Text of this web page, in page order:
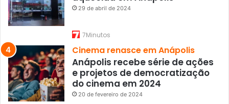
29 de abril de 2024
7Minutos
Cinema renasce em Anápolis
Anápolis recebe série de ações
e projetos de democratização
do cinema em 2024
20 de fevereiro de 2024